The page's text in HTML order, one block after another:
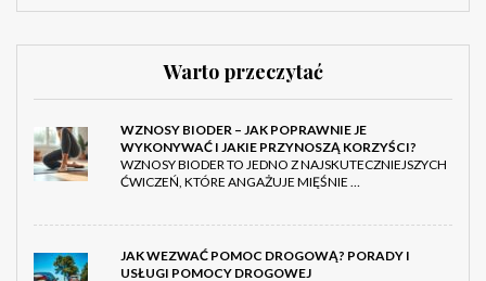
Warto przeczytać
WZNOSY BIODER – JAK POPRAWNIE JE
WYKONYWAĆ I JAKIE PRZYNOSZĄ KORZYŚCI?
WZNOSY BIODER TO JEDNO Z NAJSKUTECZNIEJSZYCH
ĆWICZEŃ, KTÓRE ANGAŻUJE MIĘŚNIE …
JAK WEZWAĆ POMOC DROGOWĄ? PORADY I
USŁUGI POMOCY DROGOWEJ